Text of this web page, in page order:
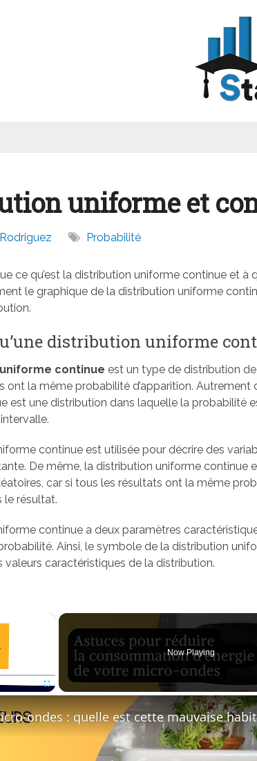
uniforme et
Probabilité
ce qu’est la distribution uniforme continue et à
le graphique de la distribution uniforme
distribution uniforme
continue est un type de distribution
ont la même probabilité d’apparition. Autrement
est une distribution dans laquelle la probabilité
continue est utilisée pour décrire des
De même, la distribution uniforme continue
car si tous les résultats ont la même
le résultat.
continue a deux paramètres
Ainsi, le symbole de la distribution
caractéristiques de la distribution.
×
Now Playing
ondes : quelle est cette mauvaise habitude qui impacte votre